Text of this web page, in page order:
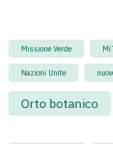
Missione Verde
Nazioni Unite
Orto botanico